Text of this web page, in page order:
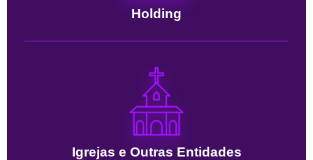
Holding
Igrejas e Outras Entidades